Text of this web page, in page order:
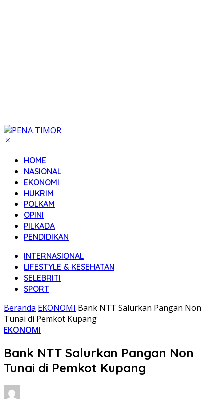
HOME
NASIONAL
EKONOMI
HUKRIM
POLKAM
OPINI
PILKADA
PENDIDIKAN
INTERNASIONAL
LIFESTYLE & KESEHATAN
SELEBRITI
SPORT
Beranda EKONOMI Bank NTT Salurkan Pangan Non
Tunai di Pemkot Kupang
EKONOMI
Bank NTT Salurkan Pangan Non
Tunai di Pemkot Kupang